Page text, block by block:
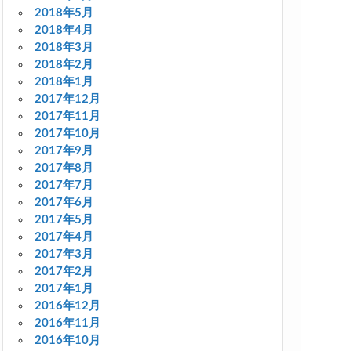
2018年5月
2018年4月
2018年3月
2018年2月
2018年1月
2017年12月
2017年11月
2017年10月
2017年9月
2017年8月
2017年7月
2017年6月
2017年5月
2017年4月
2017年3月
2017年2月
2017年1月
2016年12月
2016年11月
2016年10月